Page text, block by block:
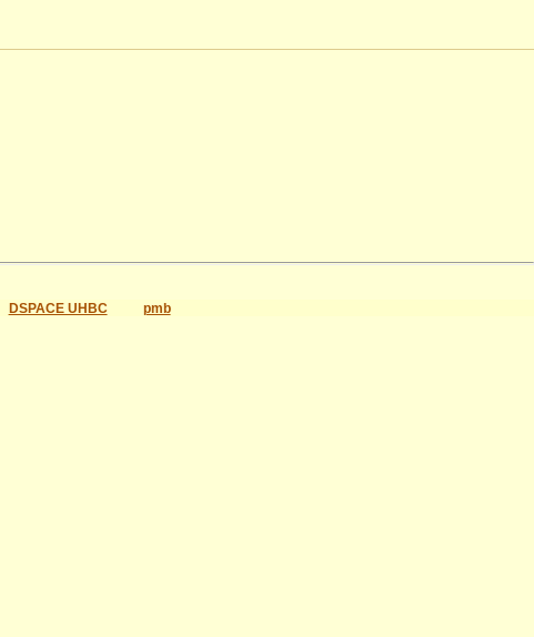
DSPACE UHBC pmb